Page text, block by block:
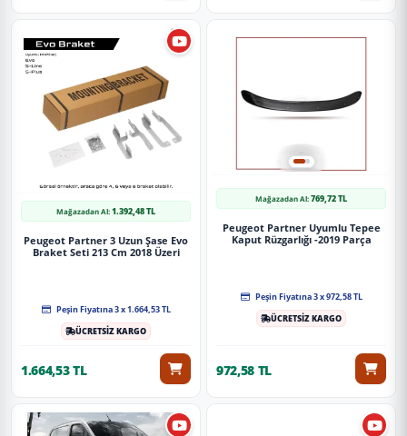
Mağazadan Al:1.392,48 TL
Peugeot Partner 3 Uzun Şase Evo
Braket Seti 213 Cm 2018 Üzeri
Peşin Fiyatına 3 x 1.664,53 TL
ÜCRETSİZ KARGO
1.664,53 TL
Mağazadan Al:769,72 TL
Peugeot Partner Uyumlu Tepee
Kaput Rüzgarlığı -2019 Parça
Peşin Fiyatına 3 x 972,58 TL
ÜCRETSİZ KARGO
972,58 TL